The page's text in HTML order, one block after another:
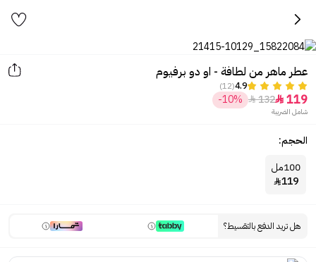
عطر ماهر من لطافة - او دو برفيوم
4.9
(12)
119

132

-10%
شامل الضريبة
الحجم:
100مل
119

هل تريد الدفع بالتقسيط؟